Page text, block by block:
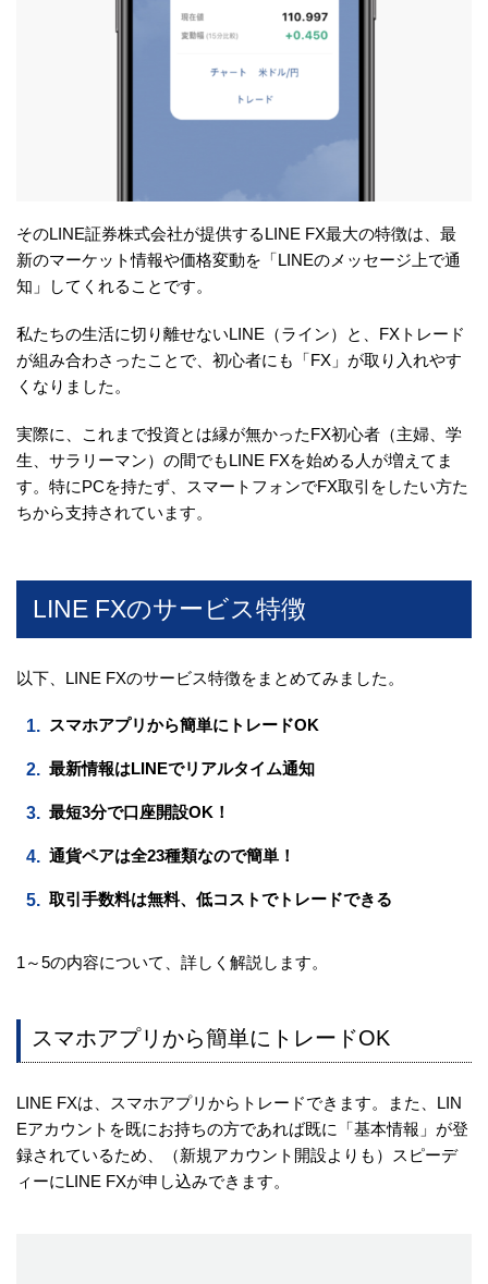
そのLINE証券株式会社が提供するLINE FX最大の特徴は、最
新のマーケット情報や価格変動を「LINEのメッセージ上で通
知」してくれることです。
私たちの生活に切り離せないLINE（ライン）と、FXトレード
が組み合わさったことで、初心者にも「FX」が取り入れやす
くなりました。
実際に、これまで投資とは縁が無かったFX初心者（主婦、学
生、サラリーマン）の間でもLINE FXを始める人が増えてま
す。特にPCを持たず、スマートフォンでFX取引をしたい方た
ちから支持されています。
LINE FXのサービス特徴
以下、LINE FXのサービス特徴をまとめてみました。
スマホアプリから簡単にトレードOK
最新情報はLINEでリアルタイム通知
最短3分で口座開設OK！
通貨ペアは全23種類なので簡単！
取引手数料は無料、低コストでトレードできる
1～5の内容について、詳しく解説します。
スマホアプリから簡単にトレードOK
LINE FXは、スマホアプリからトレードできます。また、LIN
Eアカウントを既にお持ちの方であれば既に「基本情報」が登
録されているため、（新規アカウント開設よりも）スピーデ
ィーにLINE FXが申し込みできます。